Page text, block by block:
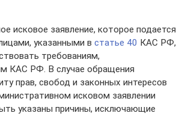
исковое заявление, которое подается
указанными в статье 40 КАС РФ,
требованиям,
КАС РФ. В случае обращения
прав, свобод и законных интересов
исковом заявлении
указаны причины, исключающие